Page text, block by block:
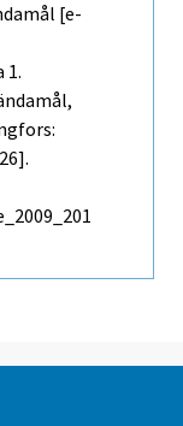
[e-
1.